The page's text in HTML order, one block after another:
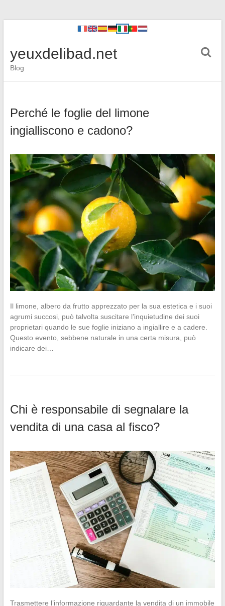
yeuxdelibad.net
Blog
Perché le foglie del limone
ingialliscono e cadono?
Il limone, albero da frutto apprezzato per la sua estetica e i suoi
agrumi succosi, può talvolta suscitare l’inquietudine dei suoi
proprietari quando le sue foglie iniziano a ingiallire e a cadere.
Questo evento, sebbene naturale in una certa misura, può
indicare dei…
Chi è responsabile di segnalare la
vendita di una casa al fisco?
Trasmettere l’informazione riguardante la vendita di un immobile